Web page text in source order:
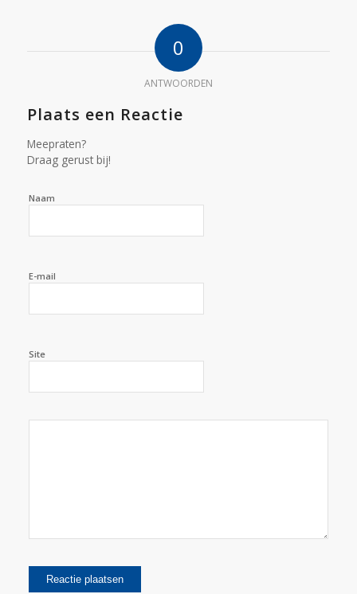
0
ANTWOORDEN
Plaats een Reactie
Meepraten?
Draag gerust bij!
Naam
E-mail
Site